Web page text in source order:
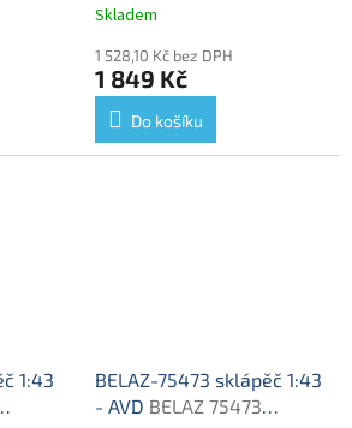
Skladem
1 528,10 Kč bez DPH
1 849 Kč
Do košíku
1:43
BELAZ-75473 sklápěč 1:43
- AVD BELAZ 75473